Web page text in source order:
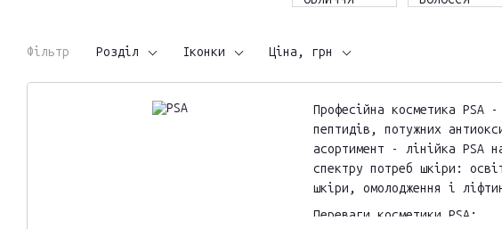
Фільтр Розділ Іконки Ціна, грн
Професійна косметика PSA
пептидів, потужних
асортимент - лінійка PSA
спектру потреб шкіри:
шкіри, омолодження і
Переваги косметики PSA: